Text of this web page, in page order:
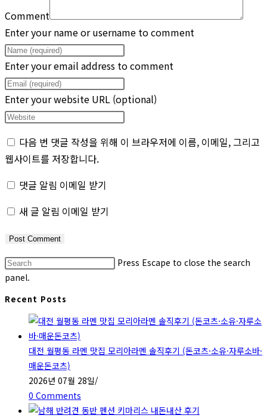
Comment
Enter your name or username to comment
Enter your email address to comment
Enter your website URL (optional)
다음 번 댓글 작성을 위해 이 브라우저에 이름, 이메일, 그리고
웹사이트를 저장합니다.
댓글 알림 이메일 받기
새 글 알림 이메일 받기
Press Escape to close the search
panel.
Recent Posts
대전 월평동 라멘 맛집 모리아라멘 솔직후기 (돈코츠·소유·자루소바·
매운돈코츠)
2026년 07월 28일/
0 Comments